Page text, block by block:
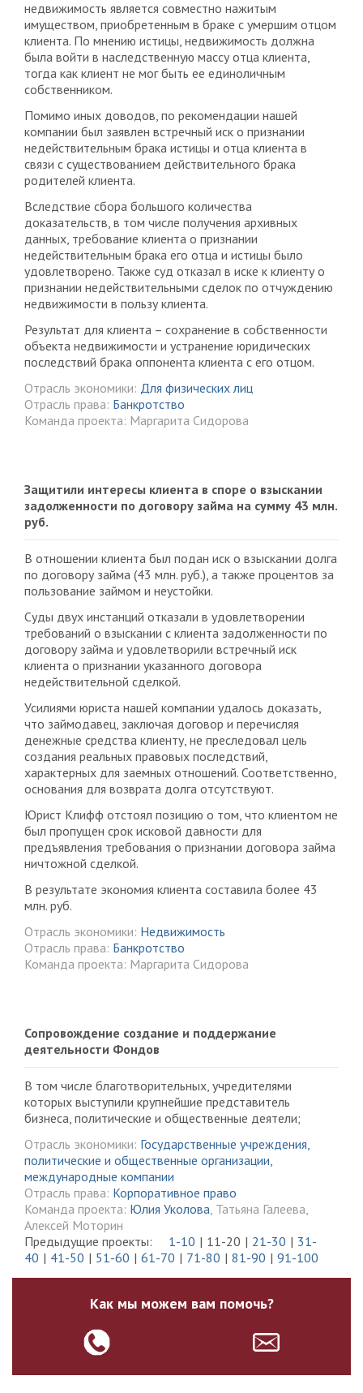
недвижимость является совместно нажитым
имуществом, приобретенным в браке с умершим отцом
клиента. По мнению истицы, недвижимость должна
была войти в наследственную массу отца клиента,
тогда как клиент не мог быть ее единоличным
собственником.
Помимо иных доводов, по рекомендации нашей
компании был заявлен встречный иск о признании
недействительным брака истицы и отца клиента в
связи с существованием действительного брака
родителей клиента.
Вследствие сбора большого количества
доказательств, в том числе получения архивных
данных, требование клиента о признании
недействительным брака его отца и истицы было
удовлетворено. Также суд отказал в иске к клиенту о
признании недействительными сделок по отчуждению
недвижимости в пользу клиента.
Результат для клиента – сохранение в собственности
объекта недвижимости и устранение юридических
последствий брака оппонента клиента с его отцом.
Отрасль экономики: Для физических лиц
Отрасль права: Банкротство
Команда проекта: Маргарита Сидорова
Защитили интересы клиента в споре о взыскании
задолженности по договору займа на сумму 43 млн.
руб.
В отношении клиента был подан иск о взыскании долга
по договору займа (43 млн. руб.), а также процентов за
пользование займом и неустойки.
Суды двух инстанций отказали в удовлетворении
требований о взыскании с клиента задолженности по
договору займа и удовлетворили встречный иск
клиента о признании указанного договора
недействительной сделкой.
Усилиями юриста нашей компании удалось доказать,
что займодавец, заключая договор и перечисляя
денежные средства клиенту, не преследовал цель
создания реальных правовых последствий,
характерных для заемных отношений. Соответственно,
основания для возврата долга отсутствуют.
Юрист Клифф отстоял позицию о том, что клиентом не
был пропущен срок исковой давности для
предъявления требования о признании договора займа
ничтожной сделкой.
В результате экономия клиента составила более 43
млн. руб.
Отрасль экономики: Недвижимость
Отрасль права: Банкротство
Команда проекта: Маргарита Сидорова
Сопровождение создание и поддержание
деятельности Фондов
В том числе благотворительных, учредителями
которых выступили крупнейшие представитель
бизнеса, политические и общественные деятели;
Отрасль экономики: Государственные учреждения,
политические и общественные организации,
международные компании
Отрасль права: Корпоративное право
Команда проекта: Юлия Уколова, Татьяна Галеева,
Алексей Моторин
Предыдущие проекты:
1-10 11-20 21-30
31-
40
41-50 51-60 61-70 71-80 81-90 91-100
Как мы можем вам помочь?